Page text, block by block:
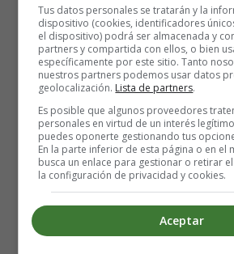
1 cucharadita de bicarbonato de
2 cucharaditas decanelaen polvo
1/2 cucharadita de nuez moscada
Media cucharadita de clavo
1/2 cucharadita de sal
1/2 taza de mantequilla, ablandada
1 taza y media de azúcar blanca
1 taza de puré decalabaza
1 huevo
1 cucharadita de extracto de
Para el glaseado
Tus datos personales se tratarán y la
dispositivo (cookies, identificadores
el dispositivo) podrá ser almacenada y
partners y compartida con ellos, o bien
específicamente por este sitio. Tanto
nuestros partners podemos usar datos
geolocalización. Lista de partners.
Es posible que algunos proveedores
personales en virtud de un interés
puedes oponerte gestionando tus
En la parte inferior de esta página o en el
busca un enlace para gestionar o retirar
la configuración de privacidad y cookies.
Aceptar